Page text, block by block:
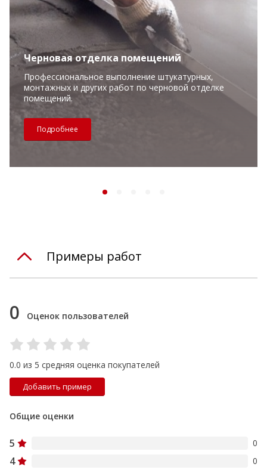
Черновая отделка помещений
Профессиональное выполнение штукатурных,
монтажных и других работ по черновой отделке
помещений.
Подробнее
Примеры работ
0 Оценок пользователей
0.0 из 5 средняя оценка покупателей
Добавить пример
Общие оценки
5 0
4 0